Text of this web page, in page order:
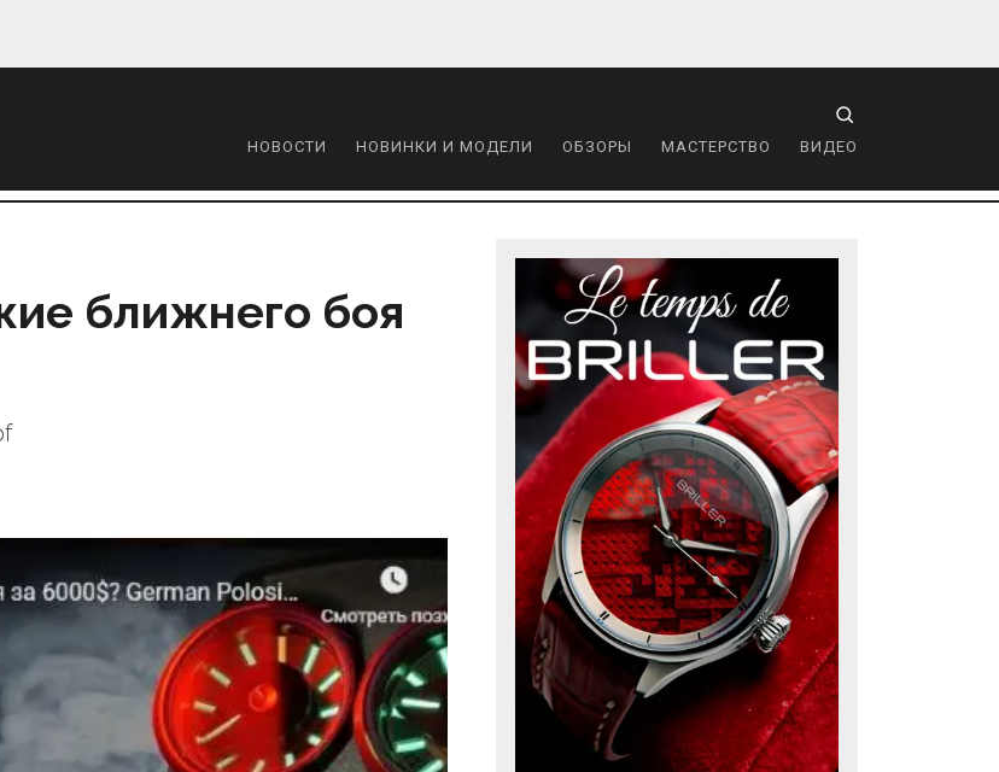
НОВОСТИ НОВИНКИ И МОДЕЛИ ОБЗОРЫ МАСТЕРСТВО ВИДЕО
ближнего боя